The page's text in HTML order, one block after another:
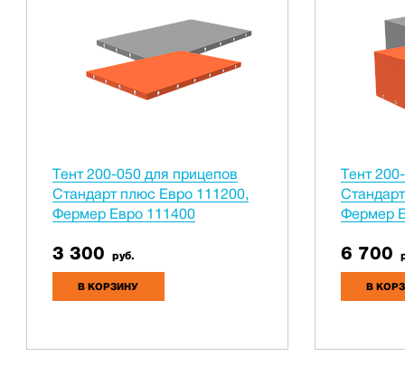
Тент 200-050 для прицепов
Стандарт плюс Евро 111200,
Фермер Евро 111400
3 300 руб.
В КОРЗИНУ
Тент
Фермер
6 700
В